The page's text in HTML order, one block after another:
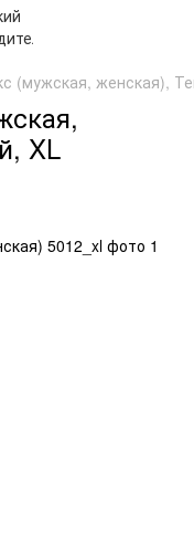
(мужская, женская),
XL